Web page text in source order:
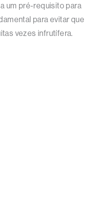
um pré-requisito para
para evitar que
vezes infrutífera.